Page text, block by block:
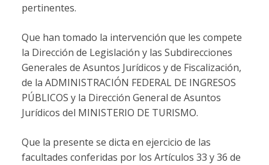
pertinentes.
Que han tomado la intervención que les compete
la Dirección de Legislación y las Subdirecciones
Generales de Asuntos Jurídicos y de Fiscalización,
de la ADMINISTRACIÓN FEDERAL DE INGRESOS
PÚBLICOS y la Dirección General de Asuntos
Jurídicos del MINISTERIO DE TURISMO.
Que la presente se dicta en ejercicio de las
facultades conferidas por los Artículos 33 y 36 de